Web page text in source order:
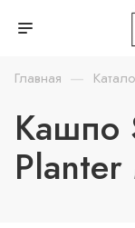
Главная —
Кашпо